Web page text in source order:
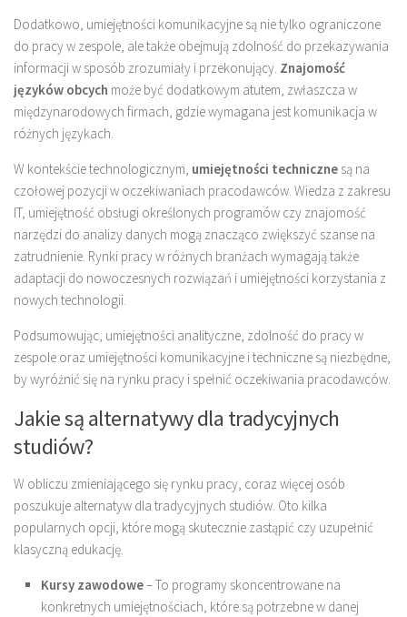
Dodatkowo, umiejętności komunikacyjne są nie tylko ograniczone
do pracy w zespole, ale także obejmują zdolność do przekazywania
informacji w sposób zrozumiały i przekonujący. Znajomość
języków obcych może być dodatkowym atutem, zwłaszcza w
międzynarodowych firmach, gdzie wymagana jest komunikacja w
różnych językach.
W kontekście technologicznym, umiejętności techniczne są na
czołowej pozycji w oczekiwaniach pracodawców. Wiedza z zakresu
IT, umiejętność obsługi określonych programów czy znajomość
narzędzi do analizy danych mogą znacząco zwiększyć szanse na
zatrudnienie. Rynki pracy w różnych branżach wymagają także
adaptacji do nowoczesnych rozwiązań i umiejętności korzystania z
nowych technologii.
Podsumowując, umiejętności analityczne, zdolność do pracy w
zespole oraz umiejętności komunikacyjne i techniczne są niezbędne,
by wyróżnić się na rynku pracy i spełnić oczekiwania pracodawców.
Jakie są alternatywy dla tradycyjnych
studiów?
W obliczu zmieniającego się rynku pracy, coraz więcej osób
poszukuje alternatyw dla tradycyjnych studiów. Oto kilka
popularnych opcji, które mogą skutecznie zastąpić czy uzupełnić
klasyczną edukację.
Kursy zawodowe– To programy skoncentrowane na
konkretnych umiejętnościach, które są potrzebne w danej